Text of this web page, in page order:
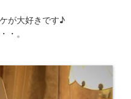
が大好きです♪
・。